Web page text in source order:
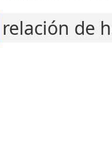
relación de